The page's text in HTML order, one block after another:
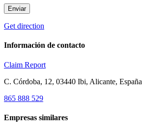
Enviar
Get direction
Información de contacto
Claim Report
C. Córdoba, 12, 03440 Ibi, Alicante, España
865 888 529
Empresas similares